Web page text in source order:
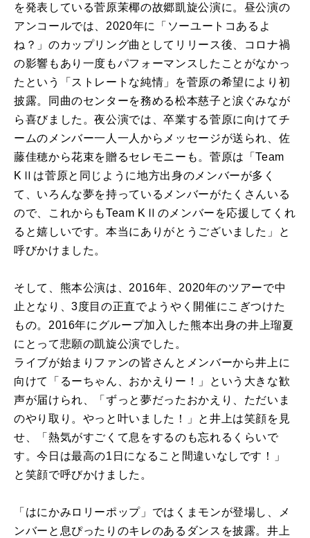
を発表している菅原茉椰の故郷凱旋公演に。昼公演の
アンコールでは、2020年に「ソーユートコあるよ
ね？」のカップリング曲としてリリース後、コロナ禍
の影響もあり一度もパフォーマンスしたことがなかっ
たという「ストレートな純情」を菅原の希望により初
披露。同曲のセンターを務める松本慈子と涙ぐみなが
ら喜びました。夜公演では、卒業する菅原に向けてチ
ームのメンバー一人一人からメッセージが送られ、佐
藤佳穂から花束を贈るセレモニーも。菅原は「Team
KⅡは菅原と同じように地方出身のメンバーが多く
て、いろんな夢を持っているメンバーがたくさんいる
ので、これからもTeam KⅡのメンバーを応援してくれ
ると嬉しいです。本当にありがとうございました」と
呼びかけました。
そして、熊本公演は、2016年、2020年のツアーで中
止となり、3度目の正直でようやく開催にこぎつけた
もの。2016年にグループ加入した熊本出身の井上瑠夏
にとって悲願の凱旋公演でした。
ライブが始まりファンの皆さんとメンバーから井上に
向けて「るーちゃん、おかえりー！」という大きな歓
声が届けられ、「ずっと夢だったおかえり、ただいま
のやり取り。やっと叶いました！」と井上は笑顔を見
せ、「熱気がすごくて息をするのも忘れるくらいで
す。今日は最高の1日になること間違いなしです！」
と笑顔で呼びかけました。
「はにかみロリーポップ」ではくまモンが登場し、メ
ンバーと息ぴったりのキレのあるダンスを披露。井上